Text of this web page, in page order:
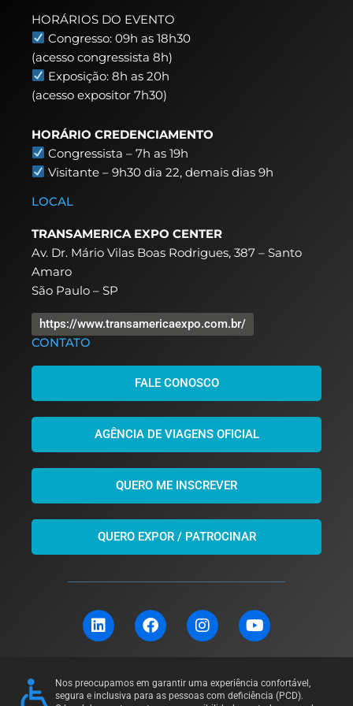
HORÁRIOS DO EVENTO
Congresso: 09h as 18h30
(acesso congressista 8h)
Exposição: 8h as 20h
(acesso expositor 7h30)
HORÁRIO CREDENCIAMENTO
Congressista – 7h as 19h
Visitante – 9h30 dia 22,demais dias 9h
LOCAL
TRANSAMERICA EXPO CENTER
Av. Dr. Mário Vilas Boas Rodrigues, 387 – Santo
Amaro
São Paulo – SP
https://www.transamericaexpo.com.br/
CONTATO
FALE CONOSCO
AGÊNCIA DE VIAGENS OFICIAL
QUERO ME INSCREVER
QUERO EXPOR / PATROCINAR
L
i
e
d
F
a
b
o
I
n
a
g
Y
o
u
b
Nos preocupamos em garantir uma experiência confortável,
segura e inclusiva para as pessoas com deficiência (PCD).